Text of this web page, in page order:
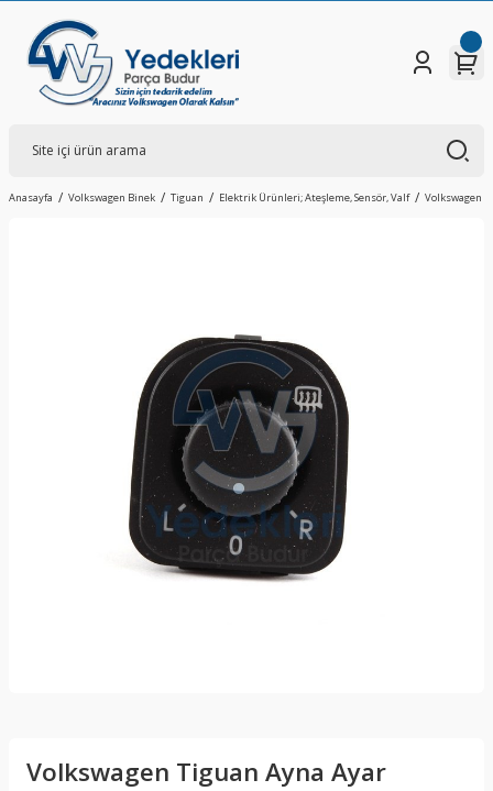
Anasayfa Volkswagen Binek Tiguan Elektrik Ürünleri; Ateşleme, Sensör, Valf Volkswagen
Volkswagen Tiguan Ayna Ayar